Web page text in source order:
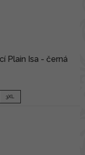
Plain Isa - černá
3XL